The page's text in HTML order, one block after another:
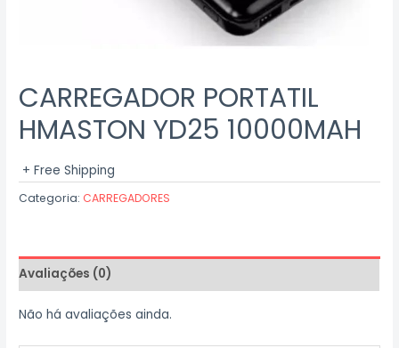
CARREGADOR PORTATIL
HMASTON YD25 10000MAH
+ Free Shipping
Categoria: CARREGADORES
Avaliações (0)
Não há avaliações ainda.